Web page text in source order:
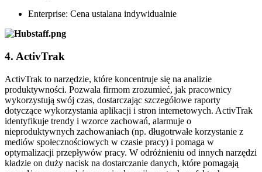
Enterprise: Cena ustalana indywidualnie
4. ActivTrak
ActivTrak to narzędzie, które koncentruje się na analizie
produktywności. Pozwala firmom zrozumieć, jak pracownicy
wykorzystują swój czas, dostarczając szczegółowe raporty
dotyczące wykorzystania aplikacji i stron internetowych. ActivTrak
identyfikuje trendy i wzorce zachowań, alarmuje o
nieproduktywnych zachowaniach (np. długotrwałe korzystanie z
mediów społecznościowych w czasie pracy) i pomaga w
optymalizacji przepływów pracy. W odróżnieniu od innych narzędzi
kładzie on duży nacisk na dostarczanie danych, które pomagają